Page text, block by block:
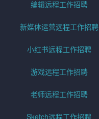
编辑远程工作招聘
新媒体运营远程工作招聘
小红书远程工作招聘
游戏远程工作招聘
老师远程工作招聘
Sketch远程工作招聘